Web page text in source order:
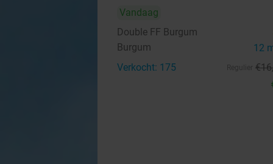
Vandaag
Double FF Burgum
Burgum 12
Verkocht: 175 €16